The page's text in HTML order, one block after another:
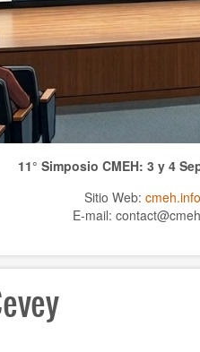
11° Simposio CMEH: 3 y 4
Sitio Web: cmeh.info
E-mail: